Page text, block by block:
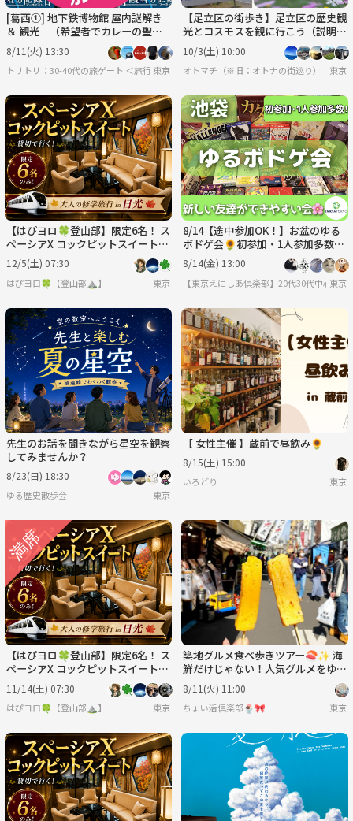
[葛西①] 地下鉄博物館 屋内謎解き
＆ 観光 （希望者でカレーの聖地
ランチ）
8/11(火) 13:30
トリトリ：30-40代の旅ゲート ＜旅行・世界のグルメ・謎解き・新たな体験＞
東京
【足立区の街歩き】足立区の歴史観
光とコスモスを観に行こう（説明・
解説有り）
10/3(土) 10:00
オトマチ（※旧：オトナの街巡り）【年
東京
【はぴヨロ🍀登山部】限定6名！ ス
ペーシアX コックピットスイート貸
切✨ 大人の修学旅行 in 日光🍁
12/5(土) 07:30
はぴヨロ🍀【登山部⛰️】 東京
8/14【途中参加OK！】お盆のゆる
ボドゲ会🌻初参加・1人参加多数✨
夏の交流イベント♫
8/14(金) 13:00
【東京えにしあ倶楽部】20代30代中心！
東京
先生のお話を聞きながら星空を観察
してみませんか？
8/23(日) 18:30
ゆる歴史散歩会 東京
【 女性主催 】蔵前で昼飲み🌻
8/15(土) 15:00
いろどり 東京
【はぴヨロ🍀登山部】限定6名！ ス
ペーシアX コックピットスイート貸
切✨ 大人の修学旅行 in 日光🍁
11/14(土) 07:30
はぴヨロ🍀【登山部⛰️】 東京
築地グルメ食べ歩きツアー🍣✨ 海
鮮だけじゃない！人気グルメをゆる
っと満喫
8/11(火) 11:00
ちょい活倶楽部🍨🎀 東京